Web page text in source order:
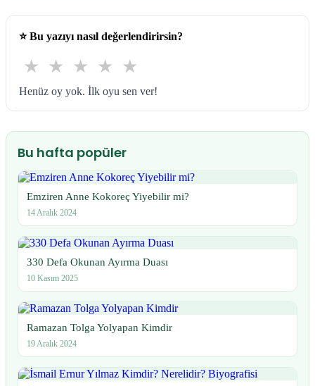
⭐Bu yazıyı nasıl değerlendirirsin?
★ ★ ★ ★ ★
Henüz oy yok. İlk oyu sen ver!
Bu hafta popüler
Emziren Anne Kokoreç Yiyebilir mi?
14 Aralık 2024
330 Defa Okunan Ayırma Duası
10 Kasım 2025
Ramazan Tolga Yolyapan Kimdir
19 Aralık 2024